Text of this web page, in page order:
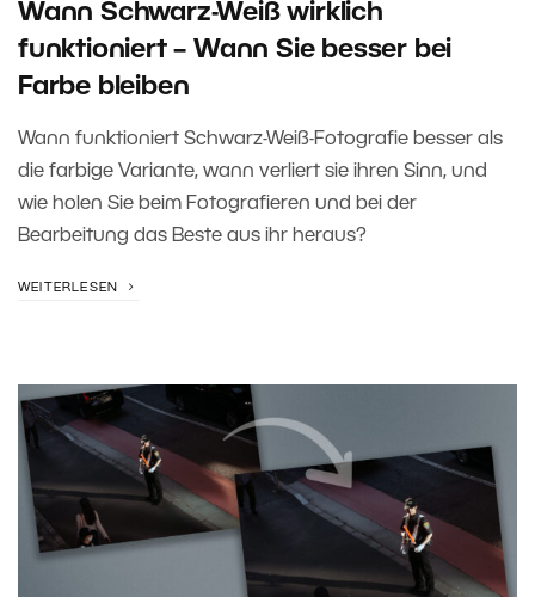
Wann Schwarz-Weiß wirklich
funktioniert – Wann Sie besser bei
Farbe bleiben
Wann funktioniert Schwarz-Weiß-Fotografie besser als
die farbige Variante, wann verliert sie ihren Sinn, und
wie holen Sie beim Fotografieren und bei der
Bearbeitung das Beste aus ihr heraus?
WEITERLESEN